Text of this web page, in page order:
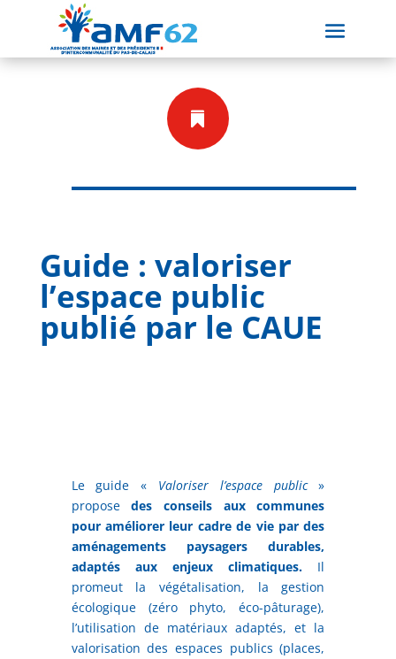

Guide : valoriser
l’espace public
publié par le CAUE
Le guide « Valoriser l’espace public»
proposedes conseils aux communes
pour améliorer leur cadre de vie par des
aménagements paysagers durables,
adaptés aux enjeux climatiques. Il
promeut la végétalisation, la gestion
écologique (zéro phyto, éco-pâturage),
l’utilisation de matériaux adaptés, et la
valorisation des espaces publics (places,